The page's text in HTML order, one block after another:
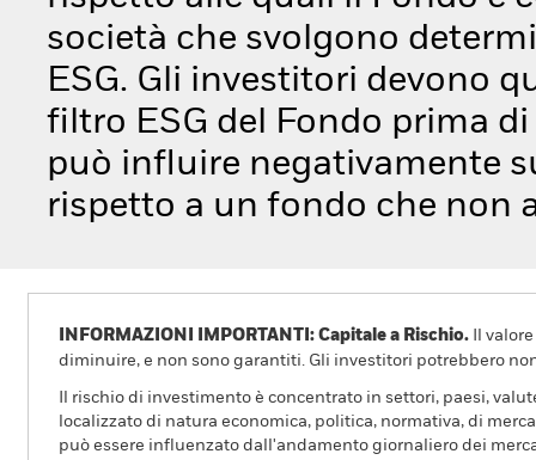
società che svolgono
ESG. Gli investitori devono
filtro ESG del Fondo prima
può influire negativamente
rispetto a un fondo che non
INFORMAZIONI IMPORTANTI: Capitale a Rischio. Il
diminuire, e non sono garantiti. Gli investitori potrebbero
Il rischio di investimento è concentrato in settori, paesi,
localizzato di natura economica, politica, normativa, di
può essere influenzato dall'andamento giornaliero dei